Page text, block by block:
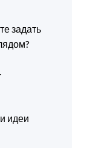
задать
идеи